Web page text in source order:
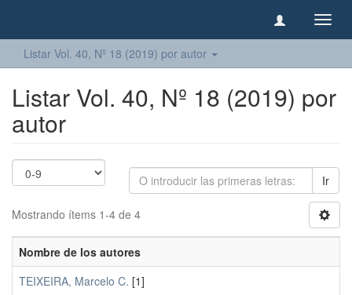
Listar Vol. 40, Nº 18 (2019) por autor
Listar Vol. 40, Nº 18 (2019) por
autor
Ir
Mostrando ítems 1-4 de 4
Nombre de los autores
TEIXEIRA, Marcelo C. [1]